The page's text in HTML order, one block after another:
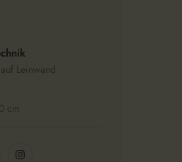
Leinwand
cm